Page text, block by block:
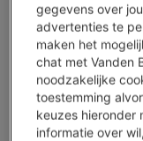
gegevens over
advertenties te
maken het
chat met Vanden
noodzakelijke
toestemming
keuzes hieronder
informatie over